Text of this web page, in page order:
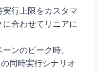
行上限をカスタマ
合わせてリニアに
ンのピーク時、
同時実行シナリオ